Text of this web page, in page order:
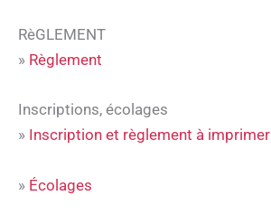
RèGLEMENT
» Règlement
Inscriptions, écolages
» Inscription et règlement à imprimer
» Écolages